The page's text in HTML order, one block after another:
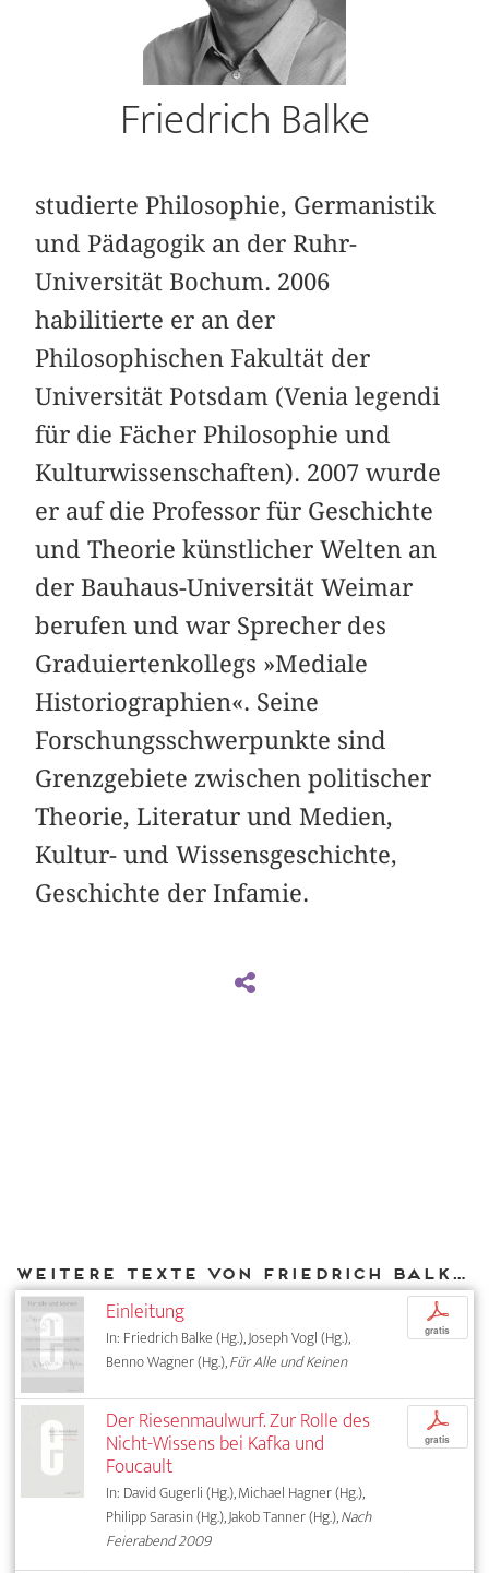
Friedrich Balke
studierte Philosophie, Germanistik
und Pädagogik an der Ruhr-
Universität Bochum. 2006
habilitierte er an der
Philosophischen Fakultät der
Universität Potsdam (Venia legendi
für die Fächer Philosophie und
Kulturwissenschaften). 2007 wurde
er auf die Professor für Geschichte
und Theorie künstlicher Welten an
der Bauhaus-Universität Weimar
berufen und war Sprecher des
Graduiertenkollegs »Mediale
Historiographien«. Seine
Forschungsschwerpunkte sind
Grenzgebiete zwischen politischer
Theorie, Literatur und Medien,
Kultur- und Wissensgeschichte,
Geschichte der Infamie.
Weitere Texte von Friedrich Balke bei DIAPHANES
Einleitung
In: Friedrich Balke (Hg.), Joseph Vogl (Hg.),
Benno Wagner (Hg.),Für Alle und Keinen
p
gratis
Der Riesenmaulwurf. Zur Rolle des
Nicht-Wissens bei Kafka und
Foucault
In: David Gugerli (Hg.), Michael Hagner (Hg.),
Philipp Sarasin (Hg.), Jakob Tanner (Hg.),Nach
Feierabend 2009
p
gratis